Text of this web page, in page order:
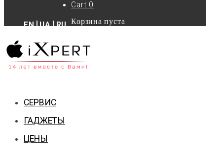
EN UA RU
Cart 0
Корзина пуста
СЕРВИС
ГАДЖЕТЫ
ЦЕНЫ